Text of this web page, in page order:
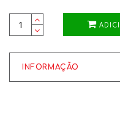
INFORMAÇÃO